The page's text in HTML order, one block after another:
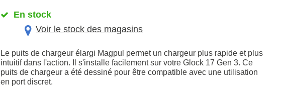
En stock
Voir le stock des magasins
Le puits de chargeur élargi Magpul permet un chargeur plus rapide et plus
intuitif dans l'action. Il s'installe facilement sur votre Glock 17 Gen 3. Ce
puits de chargeur a été dessiné pour être compatible avec une utilisation
en port discret.